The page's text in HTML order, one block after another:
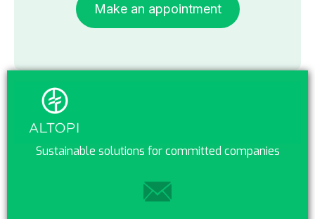
Make an appointment
Sustainable solutions for committed companies